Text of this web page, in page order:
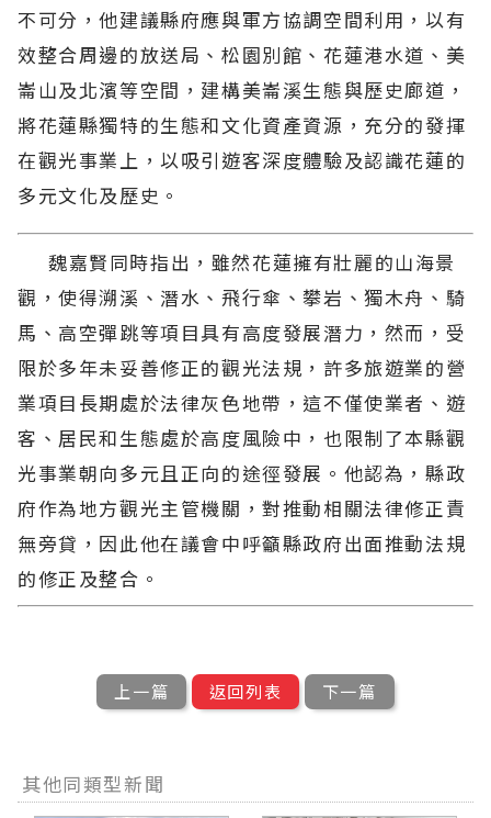
不可分，他建議縣府應與軍方協調空間利用，以有
效整合周邊的放送局、松園別館、花蓮港水道、美
崙山及北濱等空間，建構美崙溪生態與歷史廊道，
將花蓮縣獨特的生態和文化資產資源，充分的發揮
在觀光事業上，以吸引遊客深度體驗及認識花蓮的
多元文化及歷史。
魏嘉賢同時指出，雖然花蓮擁有壯麗的山海景
觀，使得溯溪、潛水、飛行傘、攀岩、獨木舟、騎
馬、高空彈跳等項目具有高度發展潛力，然而，受
限於多年未妥善修正的觀光法規，許多旅遊業的營
業項目長期處於法律灰色地帶，這不僅使業者、遊
客、居民和生態處於高度風險中，也限制了本縣觀
光事業朝向多元且正向的途徑發展。他認為，縣政
府作為地方觀光主管機關，對推動相關法律修正責
無旁貸，因此他在議會中呼籲縣政府出面推動法規
的修正及整合。
上一篇 返回列表 下一篇
其他同類型新聞